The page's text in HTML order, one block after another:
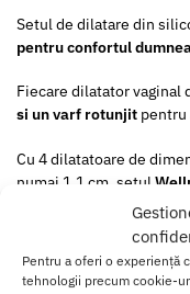
Pentru a oferi o experiență
tehnologii precum cookie-
Setul de dilatare din
pentru confortul
Fiecare dilatator vaginal
si un varf rotunjit
Cu 4 dilatatoare de
numai 1.1 cm, setul
deplasati in sus ori de
Avantajele setului de